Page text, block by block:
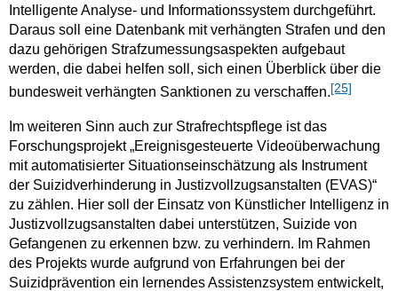
Intelligente Analyse- und Informationssystem durchgeführt.
Daraus soll eine Datenbank mit verhängten Strafen und den
dazu gehörigen Strafzumessungsaspekten aufgebaut
werden, die dabei helfen soll, sich einen Überblick über die
bundesweit verhängten Sanktionen zu verschaffen.[25]
Im weiteren Sinn auch zur Strafrechtspflege ist das
Forschungsprojekt „Ereignisgesteuerte Videoüberwachung
mit automatisierter Situationseinschätzung als Instrument
der Suizidverhinderung in Justizvollzugsanstalten (EVAS)“
zu zählen. Hier soll der Einsatz von Künstlicher Intelligenz in
Justizvollzugsanstalten dabei unterstützen, Suizide von
Gefangenen zu erkennen bzw. zu verhindern. Im Rahmen
des Projekts wurde aufgrund von Erfahrungen bei der
Suizidprävention ein lernendes Assistenzsystem entwickelt,